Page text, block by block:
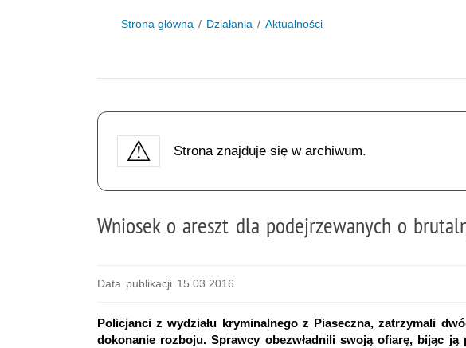
Strona główna Działania Aktualności
Strona znajduje się w archiwum.
Wniosek o areszt dla podejrzewanych o
Data publikacji 15.03.2016
Policjanci z wydziału kryminalnego z Piaseczna, zatrzymali
dokonanie rozboju. Sprawcy obezwładnili swoją ofiarę, bijąc ją